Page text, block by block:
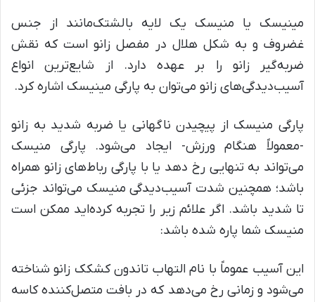
مینیسک یا منیسک یک لایه بالشتک‌مانند از جنس
غضروف و به شکل هلال در مفصل زانو است که نقش
ضربه‌گیر زانو را بر عهده دارد. از شایع‌ترین انواع
آسیب‌دیدگی‌های زانو می‌توان به پارگی مینیسک اشاره کرد.
پارگی منیسک از پیچیدن ناگهانی یا ضربه شدید به زانو
-معمولاً هنگام ورزش- ایجاد می‌شود. پارگی منیسک
می‌تواند به تنهایی رخ دهد یا با پارگی رباط‌های زانو همراه
باشد؛ همچنین شدت آسیب‌دیدگی منیسک می‌تواند جزئی
تا شدید باشد. اگر علائم زیر را تجربه کرده‌اید ممکن است
منیسک شما پاره شده باشد:
این آسیب عموماً با نام التهاب تاندون کشکک زانو شناخته
می‌شود و زمانی رخ می‌دهد که در بافت متصل‌کننده کاسه